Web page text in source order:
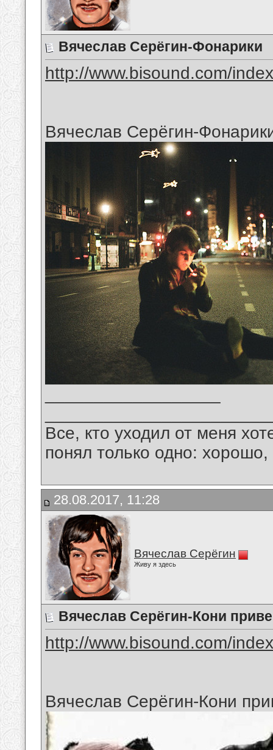
Вячеслав Серёгин-Фонарики
http://www.bisound.com/
Вячеслав Серёгин-
Все, кто уходил от меня
понял только одно:
28.08.2017, 11:28
Вячеслав Серёгин
Живу я здесь
Вячеслав Серёгин-Кони
http://www.bisound.com/
Вячеслав Серёгин-Кони